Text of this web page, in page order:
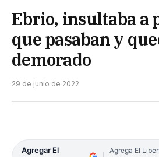
Ebrio, insultaba a
que pasaban y
demorado
29 de junio de 2022
Agregar El
Agrega El